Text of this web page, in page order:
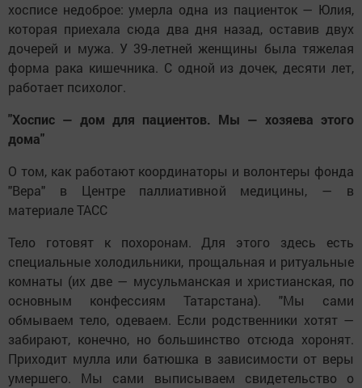
хосписе недоброе: умерла одна из пациенток — Юлия,
которая приехала сюда два дня назад, оставив двух
дочерей и мужа. У 39-летней женщины была тяжелая
форма рака кишечника. С одной из дочек, десяти лет,
работает психолог.
"Хоспис — дом для пациентов. Мы — хозяева этого
дома"
О том, как работают координаторы и волонтеры фонда
"Вера" в Центре паллиативной медицины, — в
материале ТАСС
Тело готовят к похоронам. Для этого здесь есть
специальные холодильники, прощальная и ритуальные
комнаты (их две — мусульманская и христианская, по
основным конфессиям Татарстана). "Мы сами
обмываем тело, одеваем. Если родственники хотят —
забирают, конечно, но большинство отсюда хоронят.
Приходит мулла или батюшка в зависимости от веры
умершего. Мы сами выписываем свидетельство о